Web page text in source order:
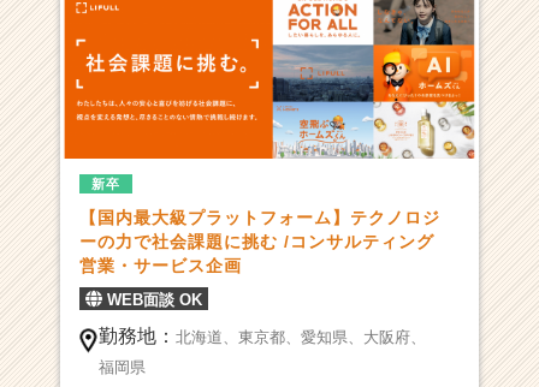
ロ
ー
力
社
会
課
題
解
決
新卒
【国内最大級プラットフォーム】テクノロジ
ーの力で社会課題に挑む /コンサルティング
営業・サービス企画
WEB面談 OK
勤務地： 北海道、 東京都、 愛知県、 大阪府、
福岡県